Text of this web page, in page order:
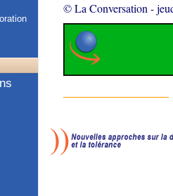
© La Conversation -